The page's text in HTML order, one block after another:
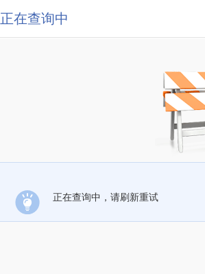
正在查询中
正在查询中，请刷新重试